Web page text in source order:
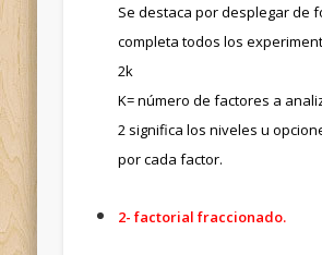
Se destaca por desplegar de
completa todos los
2k
K= número de factores a
2 significa los niveles u
por cada factor.
2- factorial fraccionado.